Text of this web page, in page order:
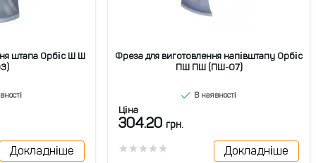
штапа Орбіс Ш Ш
Докладніше
Фреза для виготовлення напівштапу Орбіс
ПШ ПШ (ПШ-07)
В наявності
Ціна
304.20 грн.
Докладніше